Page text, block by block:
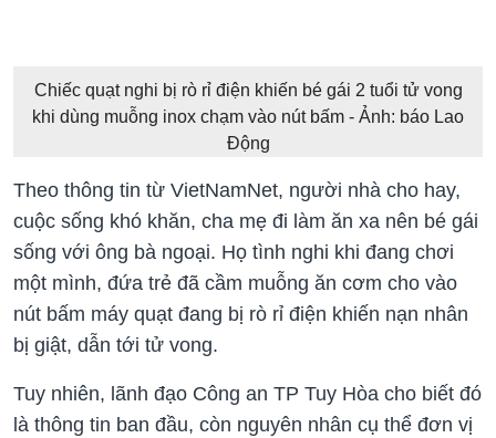
Chiếc quạt nghi bị rò rỉ điện khiến bé gái 2 tuổi tử vong
khi dùng muỗng inox chạm vào nút bấm - Ảnh: báo Lao
Động
Theo thông tin từ VietNamNet, người nhà cho hay,
cuộc sống khó khăn, cha mẹ đi làm ăn xa nên bé gái
sống với ông bà ngoại. Họ tình nghi khi đang chơi
một mình, đứa trẻ đã cầm muỗng ăn cơm cho vào
nút bấm máy quạt đang bị rò rỉ điện khiến nạn nhân
bị giật, dẫn tới tử vong.
Tuy nhiên, lãnh đạo Công an TP Tuy Hòa cho biết đó
là thông tin ban đầu, còn nguyên nhân cụ thể đơn vị